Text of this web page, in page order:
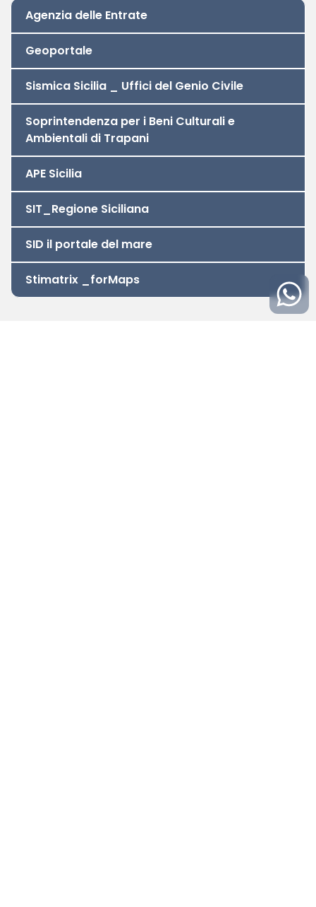
Agenzia delle Entrate
Geoportale
Sismica Sicilia _ Uffici del Genio Civile
Soprintendenza per i Beni Culturali e
Ambientali di Trapani
APE Sicilia
SIT_Regione Siciliana
SID il portale del mare
Stimatrix _forMaps
Della Prov. Di Trapani